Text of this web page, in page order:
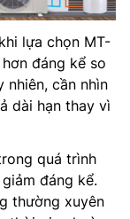
lựa chọn MT-
đáng kể so
nhiên, cần nhìn
dài hạn thay vì
quá trình
đáng kể.
thường xuyên